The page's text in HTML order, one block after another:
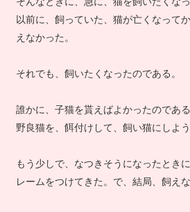
以前に、飼っていた、猫が亡くなって
えなかった。
それでも、飼いたくなったのである。
誰かに、子猫を貰えばよかったのであ
野良猫を、餌付けして、飼い猫にしよ
もう少しで、なつきそうになったとき
レームをつけてきた。で、結局、飼えな